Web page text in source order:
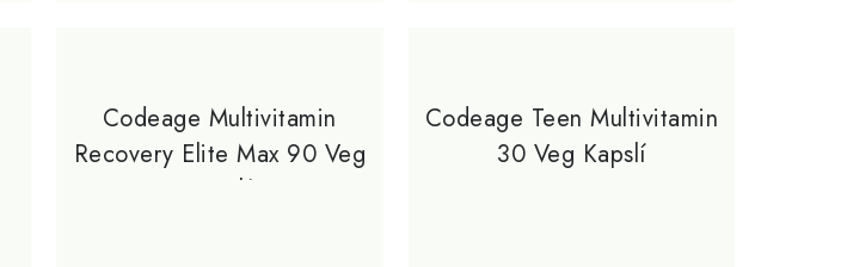
Codeage Multivitamin
Recovery Elite Max 90 Veg
Kapslí
Codeage Teen Multivitamin
30 Veg Kapslí